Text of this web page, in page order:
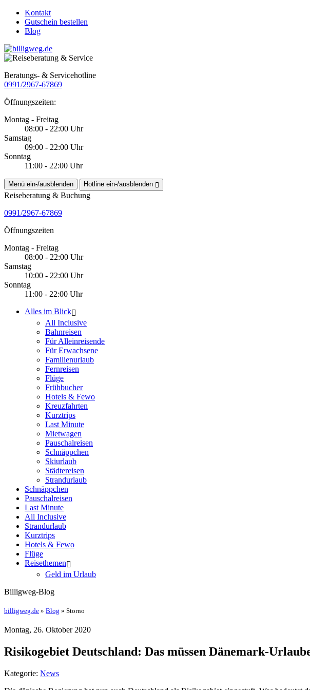
Kontakt
Gutschein bestellen
Blog
Beratungs- & Servicehotline
0991/2967-67869
Öffnungszeiten:
Montag - Freitag
08:00 - 22:00 Uhr
Samstag
09:00 - 22:00 Uhr
Sonntag
11:00 - 22:00 Uhr
Menü ein-/ausblenden Hotline ein-/ausblenden
Reiseberatung & Buchung
0991/2967-67869
Öffnungszeiten
Montag - Freitag
08:00 - 22:00 Uhr
Samstag
10:00 - 22:00 Uhr
Sonntag
11:00 - 22:00 Uhr
Alles im Blick
All Inclusive
Bahnreisen
Für Alleinreisende
Für Erwachsene
Familienurlaub
Fernreisen
Flüge
Frühbucher
Hotels & Fewo
Kreuzfahrten
Kurztrips
Last Minute
Mietwagen
Pauschalreisen
Schnäppchen
Skiurlaub
Städtereisen
Strandurlaub
Schnäppchen
Pauschalreisen
Last Minute
All Inclusive
Strandurlaub
Kurztrips
Hotels & Fewo
Flüge
Reisethemen
Geld im Urlaub
Billigweg-Blog
billigweg.de » Blog » Storno
Montag, 26. Oktober 2020
Risikogebiet Deutschland: Das müssen Dänemark-
Kategorie: News